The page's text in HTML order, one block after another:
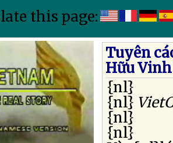
this page:
Tuyên
Hữu
{nl}
{nl}
{nl}
{nl}